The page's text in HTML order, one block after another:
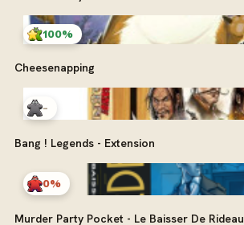
100%
Cheesenapping
-
Bang ! Legends - Extension
0%
Murder Party Pocket - Le Baisser De Rideau